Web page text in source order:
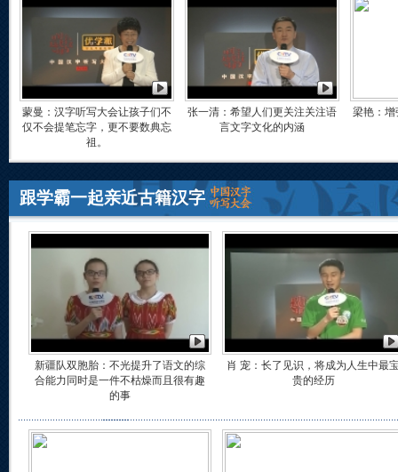
蒙曼：汉字听写大会让孩子们不
仅不会提笔忘字，更不要数典忘
祖。
张一清：希望人们更关注关注语
言文字文化的内涵
梁艳：
跟学霸一起亲近古籍汉字
新疆队双胞胎：不光提升了语文的综
合能力同时是一件不枯燥而且很有趣
的事
肖 宠：长了见识，将成为人生中最
贵的经历